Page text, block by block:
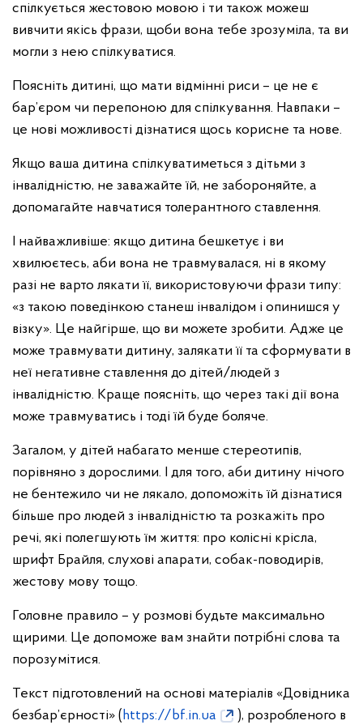
спілкується жестовою мовою і ти також можеш
вивчити якісь фрази, щоби вона тебе зрозуміла, та ви
могли з нею спілкуватися.
Поясніть дитині, що мати відмінні риси – це не є
бар’єром чи перепоною для спілкування. Навпаки –
це нові можливості дізнатися щось корисне та нове.
Якщо ваша дитина спілкуватиметься з дітьми з
інвалідністю, не заважайте їй, не забороняйте, а
допомагайте навчатися толерантного ставлення.
І найважливіше: якщо дитина бешкетує і ви
хвилюєтесь, аби вона не травмувалася, ні в якому
разі не варто лякати її, використовуючи фрази типу:
«з такою поведінкою станеш інвалідом і опинишся у
візку». Це найгірше, що ви можете зробити. Адже це
може травмувати дитину, залякати її та сформувати в
неї негативне ставлення до дітей/людей з
інвалідністю. Краще поясніть, що через такі дії вона
може травмуватись і тоді їй буде боляче.
Загалом, у дітей набагато менше стереотипів,
порівняно з дорослими. І для того, аби дитину нічого
не бентежило чи не лякало, допоможіть їй дізнатися
більше про людей з інвалідністю та розкажіть про
речі, які полегшують їм життя: про колісні крісла,
шрифт Брайля, слухові апарати, собак-поводирів,
жестову мову тощо.
Головне правило – у розмові будьте максимально
щирими. Це допоможе вам знайти потрібні слова та
порозумітися.
Текст підготовлений на основі матеріалів «Довідника
безбар’єрності» (https://bf.in.ua ), розробленого в